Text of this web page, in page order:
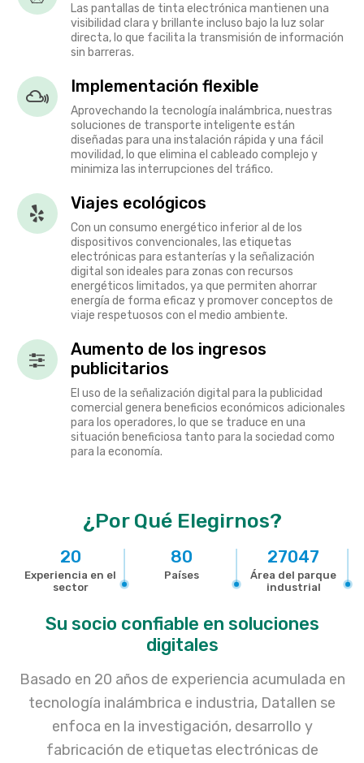
Las pantallas de tinta electrónica mantienen una
visibilidad clara y brillante incluso bajo la luz solar
directa, lo que facilita la transmisión de información
sin barreras.
Implementación flexible
Aprovechando la tecnología inalámbrica, nuestras
soluciones de transporte inteligente están
diseñadas para una instalación rápida y una fácil
movilidad, lo que elimina el cableado complejo y
minimiza las interrupciones del tráfico.
Viajes ecológicos
Con un consumo energético inferior al de los
dispositivos convencionales, las etiquetas
electrónicas para estanterías y la señalización
digital son ideales para zonas con recursos
energéticos limitados, ya que permiten ahorrar
energía de forma eficaz y promover conceptos de
viaje respetuosos con el medio ambiente.
Aumento de los ingresos
publicitarios
El uso de la señalización digital para la publicidad
comercial genera beneficios económicos adicionales
para los operadores, lo que se traduce en una
situación beneficiosa tanto para la sociedad como
para la economía.
¿Por Qué Elegirnos?
20
Experiencia en el
sector
80
Países
27047
Área del parque
industrial
Su socio confiable en soluciones
digitales
Basado en 20 años de experiencia acumulada en
tecnología inalámbrica e industria, Datallen se
enfoca en la investigación, desarrollo y
fabricación de etiquetas electrónicas de